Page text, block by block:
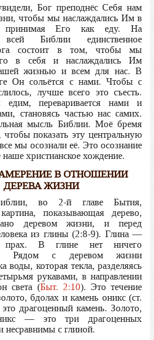
Бог преподнёс Себя нам
чтобы мы наслаждались Им в
Его как еду. На
всей Библии единственное
состоит в том, чтобы мы
в себя и наслаждались Им
жизнью и всем для нас. В
Он сольётся с нами. Чтобы с
лучше всего это съесть.
переваривается нами и
становясь частью нас самих.
мысль Библии. Моё бремя
чтобы показать эту центральную
мы осознали её. Это осознание
наше христианское хождение.
В ОТНОШЕНИИ
ДЕРЕВА ЖИЗНИ
во 2-й главе Бытия,
картина, показывающая дерево,
деревом жизни, и перед
из глины (2:8-9). Глина —
прах. В глине нет ничего
Рядом с деревом жизни
воды, которая текла, разделяясь
рукавами, в направлении
света (Быт. 2:10). Это течение
бдолах и камень оникс (ст.
драгоценный камень. Золото,
— это три драгоценных
несравнимы с глиной.